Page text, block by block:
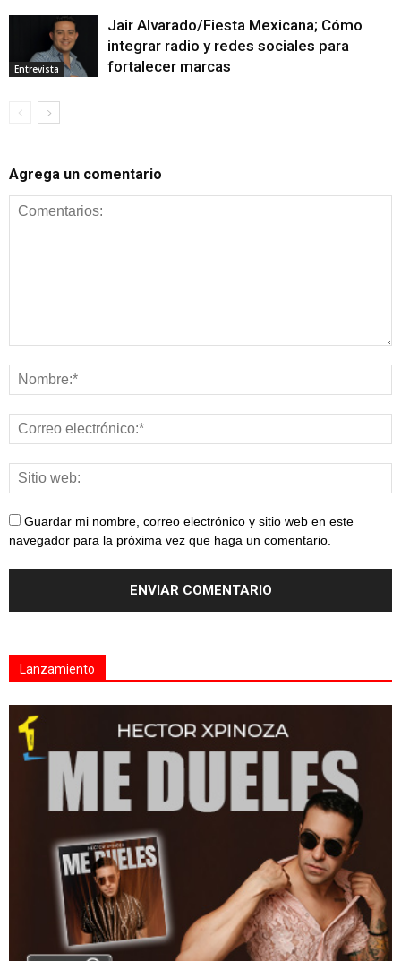
Entrevista
Jair Alvarado/Fiesta Mexicana; Cómo
integrar radio y redes sociales para
fortalecer marcas
Agrega un comentario
Guardar mi nombre, correo electrónico y sitio web en este
navegador para la próxima vez que haga un comentario.
Lanzamiento